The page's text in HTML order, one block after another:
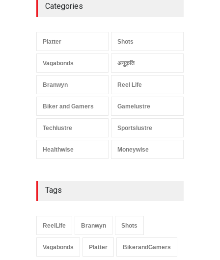
Categories
Platter Shots
Vagabonds अनुकृति
Branwyn Reel Life
Biker and Gamers Gamelustre
Techlustre Sportslustre
Healthwise Moneywise
Tags
ReelLife Branwyn Shots
Vagabonds Platter BikerandGamers